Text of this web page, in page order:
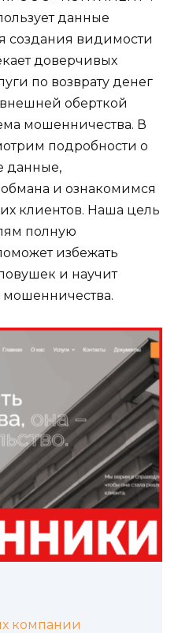
данные
создания видимости
доверчивых
по возврату денег
оберткой
мошенничества. В
подробности о
данные,
и ознакомимся
клиентов. Наша цель
полную
избежать
и научит
мошенничества.
компании